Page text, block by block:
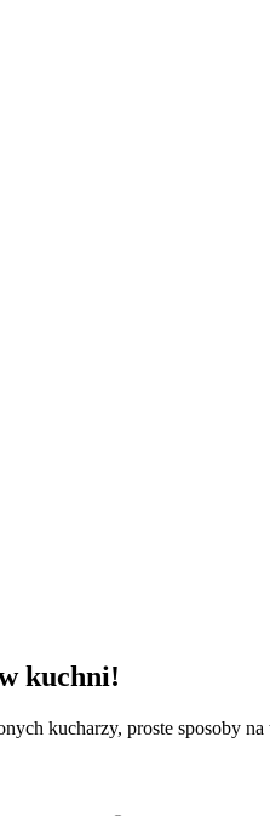
kuchni!
kucharzy, proste sposoby